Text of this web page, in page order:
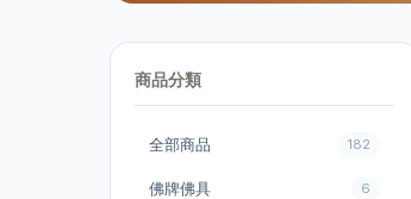
商品分類
全部商品 182
佛牌佛具 6